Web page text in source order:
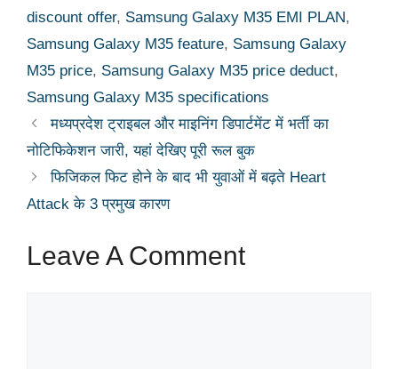
discount offer, Samsung Galaxy M35 EMI PLAN,
Samsung Galaxy M35 feature, Samsung Galaxy
M35 price, Samsung Galaxy M35 price deduct,
Samsung Galaxy M35 specifications
मध्यप्रदेश ट्राइबल और माइनिंग डिपार्टमेंट में भर्ती का
नोटिफिकेशन जारी, यहां देखिए पूरी रूल बुक
फिजिकल फिट होने के बाद भी युवाओं में बढ़ते Heart
Attack के 3 प्रमुख कारण
Leave A Comment